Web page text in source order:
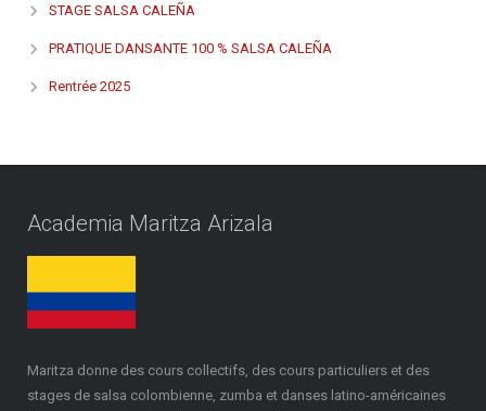
STAGE SALSA CALEÑA
PRATIQUE DANSANTE 100 % SALSA CALEÑA
Rentrée 2025
Academia Maritza Arizala
Maritza donne des cours collectifs, des cours particuliers et des
stages de salsa colombienne, zumba et danses latino-américaines